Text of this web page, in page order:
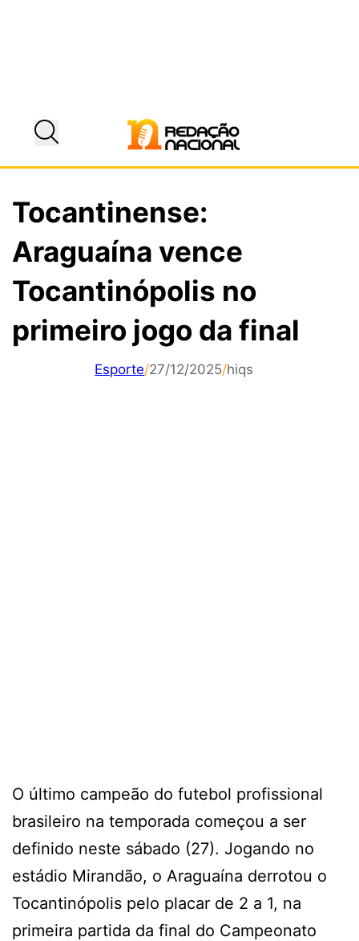
Tocantinense:
Araguaína vence
Tocantinópolis no
primeiro jogo da final
Esporte/27/12/2025/hiqs
O último campeão do futebol profissional
brasileiro na temporada começou a ser
definido neste sábado (27). Jogando no
estádio Mirandão, o Araguaína derrotou o
Tocantinópolis pelo placar de 2 a 1, na
primeira partida da final do Campeonato